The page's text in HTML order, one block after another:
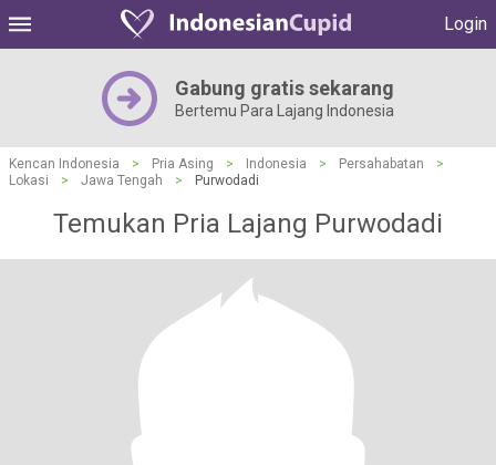
Login
Gabung gratis sekarang
Bertemu Para Lajang Indonesia
Kencan Indonesia > Pria Asing > Indonesia > Persahabatan
>
Lokasi
> Jawa Tengah > Purwodadi
Temukan Pria Lajang Purwodadi